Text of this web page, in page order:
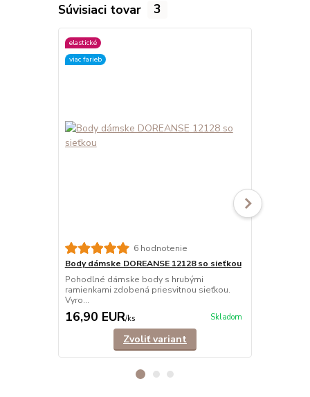
Súvisiaci tovar 3
elastické
viac farieb
6 hodnotenie
Body dámske DOREANSE 12128 so sieťkou
Pohodlné dámske body s hrubými
ramienkami zdobená priesvitnou sieťkou.
Vyro...
16,90 EUR/ks Skladom
Zvoliť variant